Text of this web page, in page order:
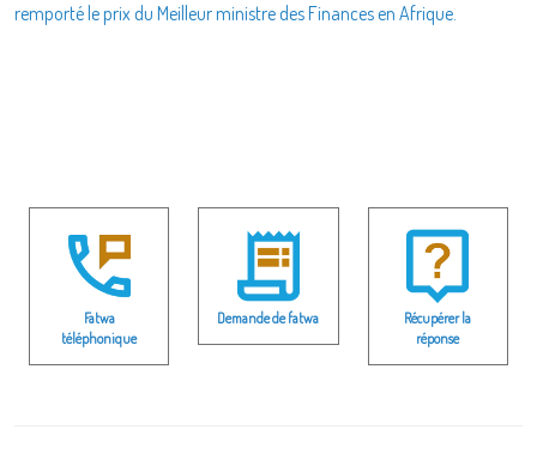
remporté le prix du Meilleur ministre des Finances en Afrique.
Fatwa
téléphonique
Demande de fatwa
Récupérer la
réponse